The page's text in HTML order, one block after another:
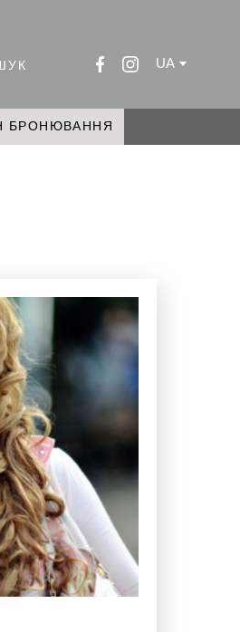
UA
БРОНЮВАННЯ